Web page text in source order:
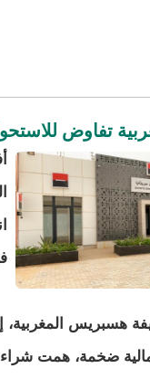
تفاوض
هسبريس المغربية،